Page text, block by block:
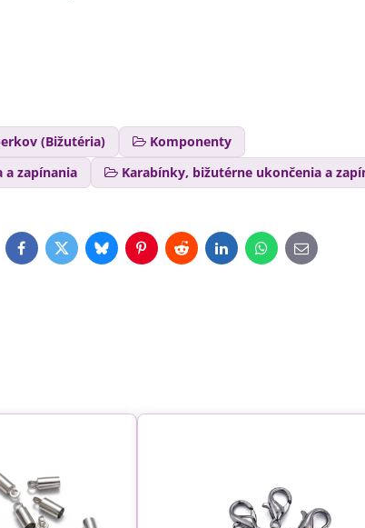
(Bižutéria)
Komponenty
a zapínania Karabínky, bižutérne ukončenia a
FacebookTwitterBlueskyPinterestRedditLinkedInWhatsApp
E-
mail